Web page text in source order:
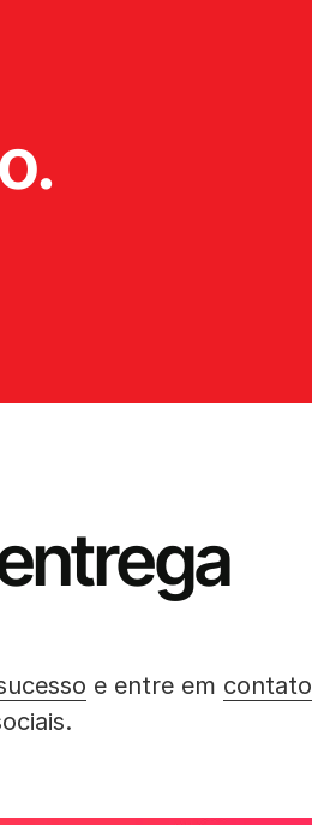
e entre em contato